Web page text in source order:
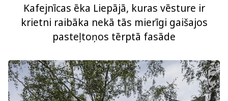
Kafejnīcas ēka Liepājā, kuras vēsture ir
krietni raibāka nekā tās mierīgi gaišajos
pasteļtoņos tērptā fasāde